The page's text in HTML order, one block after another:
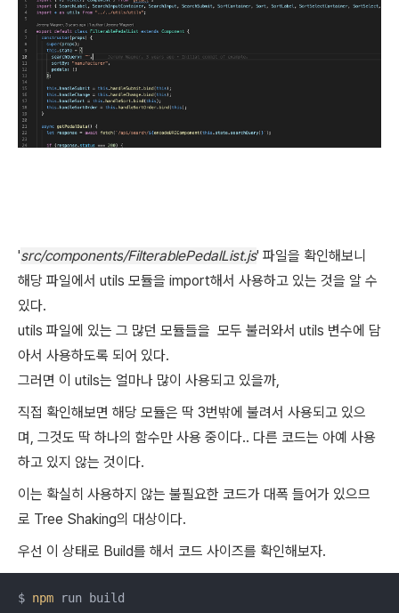
'src/components/FilterablePedalList.js' 파일을 확인해보니
해당 파일에서 utils 모듈을 import해서 사용하고 있는 것을 알 수
있다.
utils 파일에 있는 그 많던 모듈들을 모두 불러와서 utils 변수에 담
아서 사용하도록 되어 있다.
그러면 이 utils는 얼마나 많이 사용되고 있을까,
직접 확인해보면 해당 모듈은 딱 3번밖에 불려서 사용되고 있으
며, 그것도 딱 하나의 함수만 사용 중이다.. 다른 코드는 아예 사용
하고 있지 않는 것이다.
이는 확실히 사용하지 않는 불필요한 코드가 대폭 들어가 있으므
로 Tree Shaking의 대상이다.
우선 이 상태로 Build를 해서 코드 사이즈를 확인해보자.
$ npm run build